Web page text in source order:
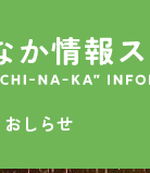
おしらせ